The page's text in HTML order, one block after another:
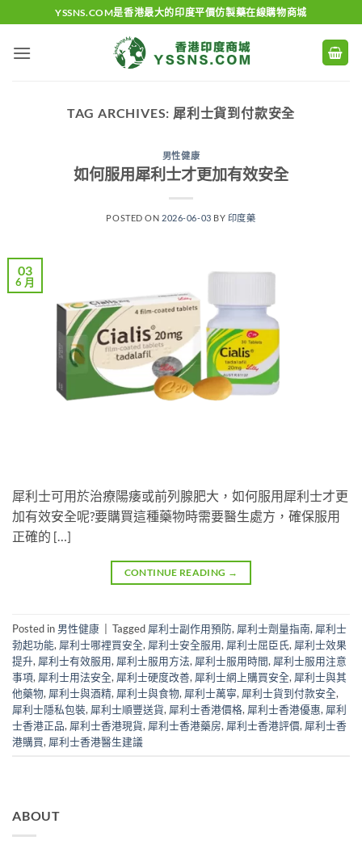
to
content
YSSNS.COM是香港最大的印度平價仿製藥在線購物商城
TAG ARCHIVES: 犀利士貨到付款安全
男性健康
如何服用犀利士才更加有效安全
POSTED ON 2026-06-03 BY 印度藥
03
6 月
犀利士可用於治療陽痿或前列腺肥大，如何服用犀利士才更
加有效安全呢?要購買這種藥物時需要醫生處方，確保服用
正確的 […]
CONTINUE READING →
Posted in 男性健康 Tagged 犀利士副作用預防, 犀利士劑量指南, 犀利士
勃起功能, 犀利士哪裡買安全, 犀利士安全服用, 犀利士屈臣氏, 犀利士效果
提升, 犀利士有效服用, 犀利士服用方法, 犀利士服用時間, 犀利士服用注意
事項, 犀利士用法安全, 犀利士硬度改善, 犀利士網上購買安全, 犀利士與其
他藥物, 犀利士與酒精, 犀利士與食物, 犀利士萬寧, 犀利士貨到付款安全,
犀利士隱私包裝, 犀利士順豐送貨, 犀利士香港價格, 犀利士香港優惠, 犀利
士香港正品, 犀利士香港現貨, 犀利士香港藥房, 犀利士香港評價, 犀利士香
港購買, 犀利士香港醫生建議
ABOUT